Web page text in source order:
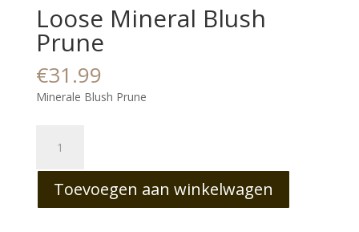
Loose Mineral Blush
Prune
€31.99
Minerale Blush Prune
Mineral
Blush
Prune
aantal
Toevoegen aan winkelwagen